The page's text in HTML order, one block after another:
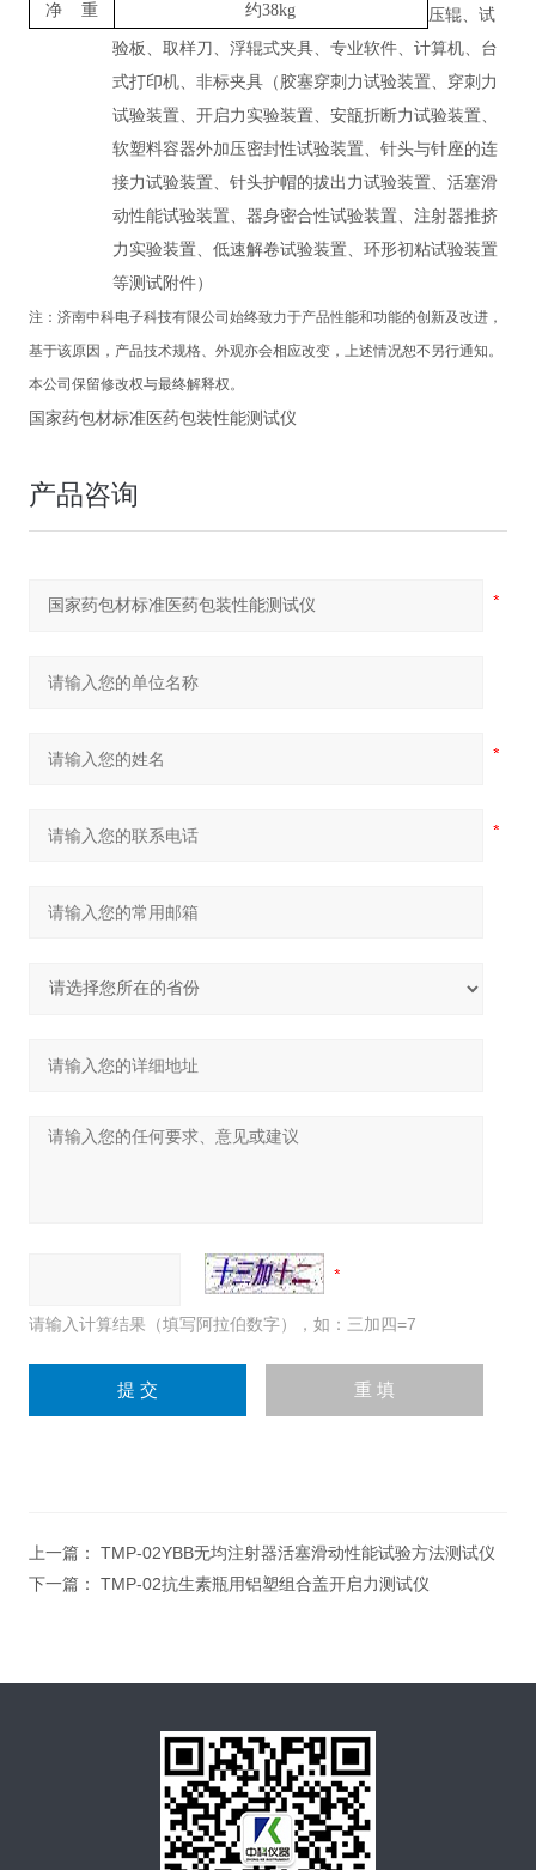
净
重 约38kg
压辊、试
验板、取样刀、浮辊式夹具、专业软件、计算机、台
式打印机、非标夹具（胶塞穿刺力试验装置、穿刺力
试验装置、开启力实验装置、安瓿折断力试验装置、
软塑料容器外加压密封性试验装置、针头与针座的连
接力试验装置、针头护帽的拔出力试验装置、活塞滑
动性能试验装置、器身密合性试验装置、注射器推挤
力实验装置、低速解卷试验装置、环形初粘试验装置
等测试附件）
注： 济南中科电子科技有限公司 始终致力于产品性能和功能的创新及改进，
基于该原因，产品技术规格、外观亦会相应改变，上述情况恕不另行通知。
本公司保留修改权与最终解释权。
国家药包材标准医药包装性能测试仪
产品咨询
请输入计算结果（填写阿拉伯数字），如：三加四=7
上一篇： TMP-02YBB无均注射器活塞滑动性能试验方法测试仪
下一篇： TMP-02抗生素瓶用铝塑组合盖开启力测试仪